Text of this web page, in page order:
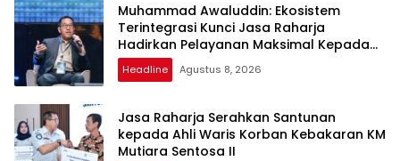
Muhammad Awaluddin: Ekosistem
Terintegrasi Kunci Jasa Raharja
Hadirkan Pelayanan Maksimal Kepada
Masyarakat
Headline Agustus 8, 2026
Jasa Raharja Serahkan Santunan
kepada Ahli Waris Korban Kebakaran KM
Mutiara Sentosa II